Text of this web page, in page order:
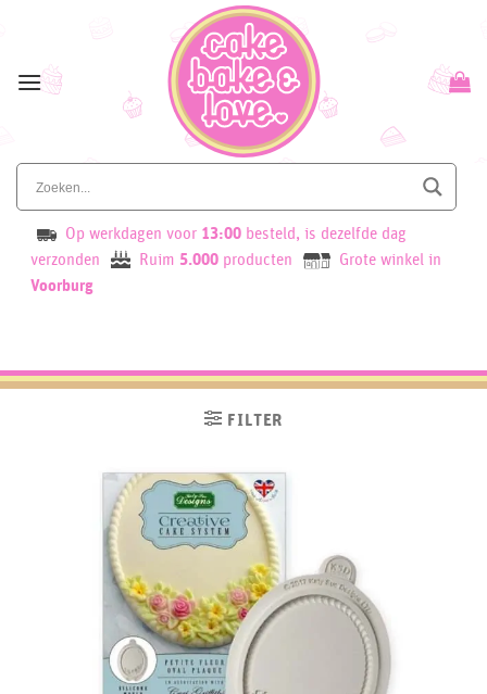
content
Op werkdagen voor 13:00 besteld, is dezelfde dag
verzonden
Ruim 5.000 producten
Grote winkel in
Voorburg
FILTER